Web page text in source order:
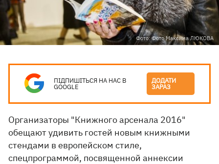
Фото: Фото Максима ЛЮКОВА
ПІДПИШІТЬСЯ НА НАС В
GOOGLE
ДОДАТИ
ЗАРАЗ
Организаторы "Книжного арсенала 2016"
обещают удивить гостей новым книжными
стендами в европейском стиле,
спецпрограммой, посвященной аннексии